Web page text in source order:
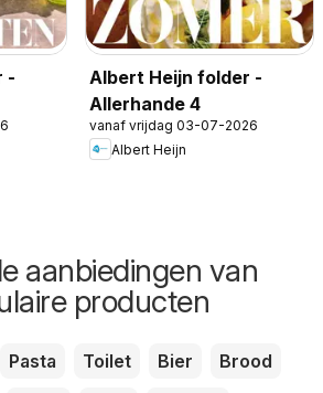
-
Albert Heijn folder -
Allerhande 4
vanaf vrijdag 03-07-2026
Albert Heijn
aanbiedingen van
producten
Pasta Toilet Bier
Brood